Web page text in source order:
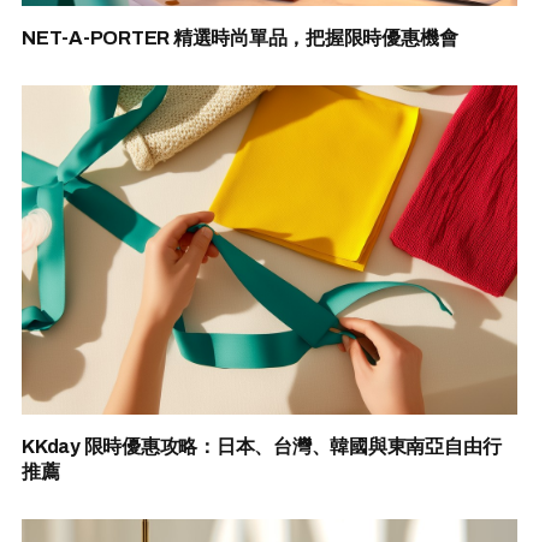
NET-A-PORTER 精選時尚單品，把握限時優惠機會
KKday 限時優惠攻略：日本、台灣、韓國與東南亞自由行
推薦